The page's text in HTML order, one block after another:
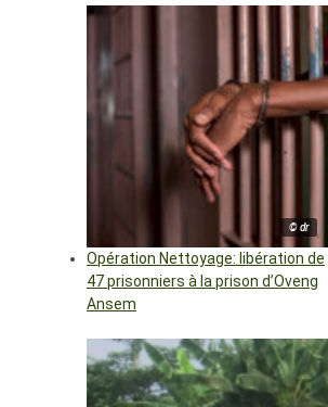
© dr
Opération Nettoyage: libération de
47 prisonniers à la prison d’Oveng
Ansem